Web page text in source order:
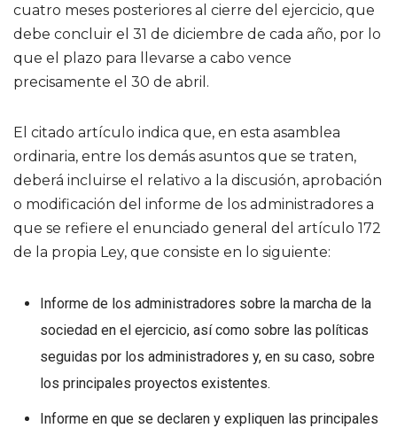
cuatro meses posteriores al cierre del ejercicio, que
debe concluir el 31 de diciembre de cada año, por lo
que el plazo para llevarse a cabo vence
precisamente el 30 de abril.
El citado artículo indica que, en esta asamblea
ordinaria, entre los demás asuntos que se traten,
deberá incluirse el relativo a la discusión, aprobación
o modificación del informe de los administradores a
que se refiere el enunciado general del artículo 172
de la propia Ley, que consiste en lo siguiente:
Informe de los administradores sobre la marcha de la
sociedad en el ejercicio, así como sobre las políticas
seguidas por los administradores y, en su caso, sobre
los principales proyectos existentes.
Informe en que se declaren y expliquen las principales